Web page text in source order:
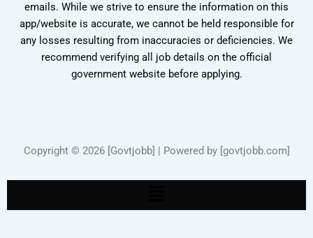
emails. While we strive to ensure the information on this
app/website is accurate, we cannot be held responsible for
any losses resulting from inaccuracies or deficiencies. We
recommend verifying all job details on the official
government website before applying.
Copyright © 2026 [Govtjobb] | Powered by [govtjobb.com]